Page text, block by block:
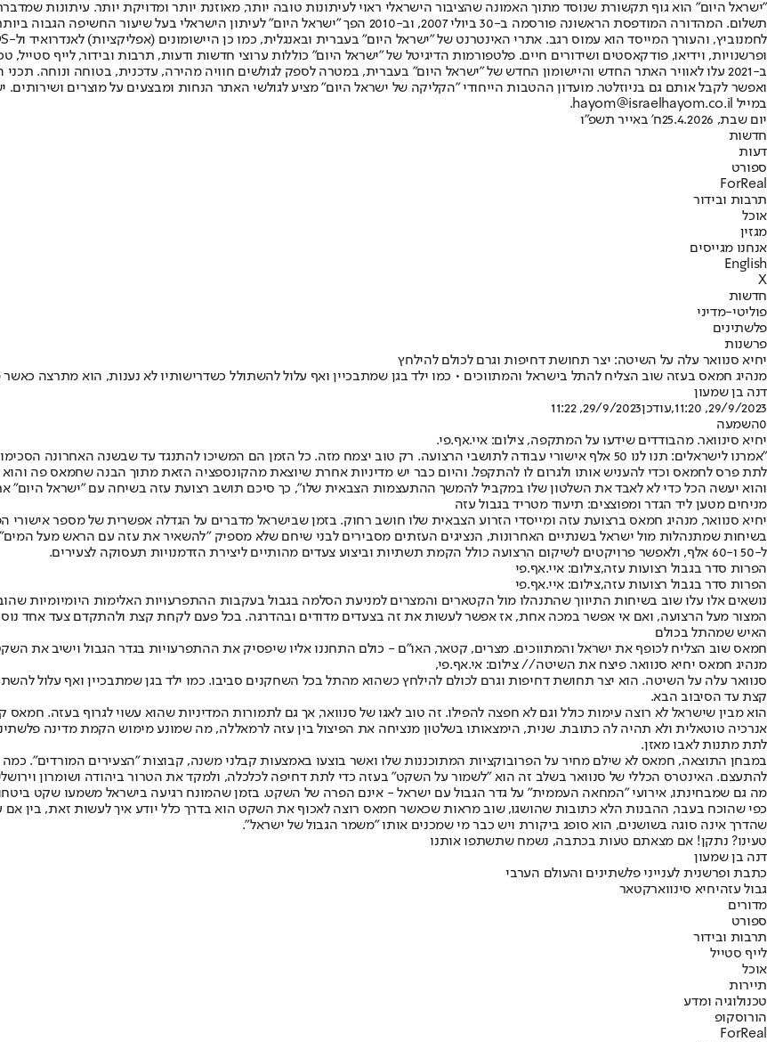
"ישראל היום" הוא גוף תקשורת שנוסד מתוך האמונה שהציבור הישראלי ראוי לעיתונות טובה יותר, מאוזנת יותר ומדויקת יותר. עיתונות
תשלום. המהדורה המודפסת הראשונה פורסמה ב-30 ביולי 2007, וב-2010 הפך "ישראל היום" לעיתון
ופרשנויות, וידיאו, פודקאסטים ושידורים חיים. פלטפורמות הדיגיטל של "ישראל היום" כוללות ערוצי חדשות ודעות, תרבות ובידור, לייף סטייל,
ב-2021 עלו לאוויר האתר החדש והיישומון החדש של "ישראל היום" בעברית, במטרה לספק לגולשים חוויה מהירה, עדכנית, בטוחה ונוחה.
ואפשר לקבל אותם גם בניוזלטר. מועדון ההטבות הייחודי "הקליקה של ישראל היום" מציע לגולשי האתר הנחות ומבצעים על מוצרים
במייל hayom@israelhayom.co.il.
יום שבת, 25.4.2026
ח' באייר תשפ"ו
חדשות
דעות
ספורט
ForReal
תרבות ובידור
אוכל
מגזין
אנחנו מגייסים
English
X
חדשות
פוליטי-מדיני
פלשתינים
פרשנות
יחיא סנוואר עלה על השיטה: יצר תחושת דחיפות וגרם לכולם להילחץ
מנהיג חמאס בעזה שוב הצליח להתל בישראל והמתווכים • כמו ילד בגן שמתבכיין ואף עלול להשתולל כשדרישותיו לא נענות, הוא מתרצה
דנה בן שמעון
29/9/2023, 11:20
,עודכן29/9/2023, 11:22
0השמעה
יחיא סינוואר. מהבודדים שידעו על המתקפה, צילום: איי.אף.פי.
לתת פרס לחמאס וכדי להעניש אותו ולגרום לו להתקפל. והיום כבר יש מדיניות אחרת שיוצאת מהקונספציה הזאת מתוך הבנה שחמאס פה והוא
והוא יעשה הכל כדי לא לאבד את השלטון שלו במקביל להמשך ההתעצמות הצבאית שלו", כך סיכם תושב רצועת עזה בשיחה עם "ישראל היום"
מניחים מטען ליד הגדר ומפוצצים: תיעוד מטריד בגבול עזה
יחיא סנוואר, מנהיג חמאס ברצועת עזה ומייסדי הזרוע הצבאית שלו חושב רחוק. בזמן שבישראל מדברים על הגדלה אפשרית של מספר אישורי הפועלים מהרצועה לכ-20 אלף, בעזה בכלל
בשיחות שמתנהלות מול ישראל בשנתיים האחרונות, הנציגים העזתים מסבירים לבני שיחם שלא מספיק "להשאיר את עזה עם הראש מעל
ל-50 ו-60 אלף, ולאפשר פרויקטים לשיקום הרצועה כולל הקמת תשתיות וביצוע צעדים מהותיים ליצירת הזדמנויות תעסוקה לצעירים.
הפרות סדר בגבול רצועות עזה,צילום: איי.אף.פי
הפרות סדר בגבול רצועות עזה,צילום: איי.אף.פי
נושאים אלו עלו שוב בשיחות התיווך שהתנהלו מול הקטארים והמצרים למניעת הסלמה בגבול בעקבות ההתפרעויות האלימות היומיומיות
המצור מעל הרצועה, ואם אי אפשר במכה אחת, אז אפשר לעשות את זה בצעדים מדודים ובהדרגה. בכל פעם לקחת קצת ולהתקדם צעד אחד
האיש שמהתל בכולם
חמאס שוב הצליח לכופף את ישראל והמתווכים. מצרים, קטאר, האו"ם - כולם התחננו אליו שיפסיק את ההתפרעויות בגדר הגבול וישיב את
מנהיג חמאס יחיא סנוואר. פיצח את השיטה// צילום: אי.אף.פי,
סנוואר עלה על השיטה. הוא יצר תחושת דחיפות וגרם לכולם להילחץ כשהוא מהתל בכל השחקנים סביבו. כמו ילד בגן שמתבכיין ואף עלול
קצת עד הסיבוב הבא.
הוא מבין שישראל לא רוצה עימות כולל וגם לא חפצה להפילו. זה טוב לאגו של סנוואר, אך גם לתמורות המדיניות שהוא עשוי לגרוף בעזה. חמאס
לתת מתנות לאבו מאזן.
במבחן התוצאה, חמאס לא שילם מחיר על הפרובוקציות המתוכננות שלו ואשר בוצעו באמצעות קבלני משנה, קבוצות "הצעירים המורדים".
להתעצם. האינטרס הכללי של סנוואר בשלב זה הוא "לשמור על השקט" בעזה כדי לתת דחיפה לכלכלה, ולמקד את הטרור ביהודה ושומרון
מה גם שמבחינתו, אירועי "המחאה העממית" על גדר הגבול עם ישראל - אינם הפרה של השקט. בזמן שהמונח רגיעה בישראל משמעו שקט
כפי שהוכח בעבר, ההבנות הלא כתובות שהושגו, שוב מראות שכאשר חמאס רוצה לאכוף את השקט הוא בדרך כלל יודע איך לעשות זאת, בין אם
שהדרך אינה סוגה בשושנים, הוא סופג ביקורת ויש כבר מי שמכנים אותו "משמר הגבול של ישראל".
טעינו? נתקן! אם מצאתם טעות בכתבה, נשמח שתשתפו אותנו
דנה בן שמעון
כתבת ופרשנית לענייני פלשתינים והעולם הערבי
גבול עזהיחיא סינווארקטאר
מדורים
ספורט
תרבות ובידור
לייף סטייל
אוכל
תיירות
טכנולוגיה ומדע
הורוסקופ
ForReal